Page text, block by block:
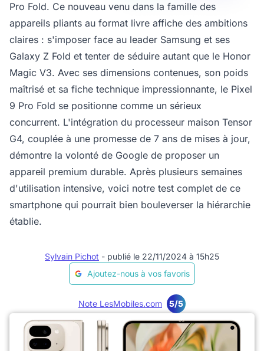
Pro Fold. Ce nouveau venu dans la famille des
appareils pliants au format livre affiche des ambitions
claires : s'imposer face au leader Samsung et ses
Galaxy Z Fold et tenter de séduire autant que le Honor
Magic V3. Avec ses dimensions contenues, son poids
maîtrisé et sa fiche technique impressionnante, le Pixel
9 Pro Fold se positionne comme un sérieux
concurrent. L'intégration du processeur maison Tensor
G4, couplée à une promesse de 7 ans de mises à jour,
démontre la volonté de Google de proposer un
appareil premium durable. Après plusieurs semaines
d'utilisation intensive, voici notre test complet de ce
smartphone qui pourrait bien bouleverser la hiérarchie
établie.
Sylvain Pichot - publié le 22/11/2024 à 15h25
Ajoutez-nous à vos favoris
Note LesMobiles.com 5/5